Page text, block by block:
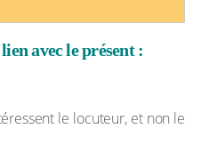
avec le présent :
le locuteur, et non le